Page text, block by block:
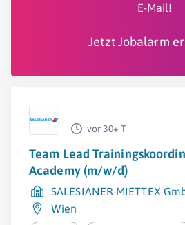
E-Mail!
Jetzt Jobalarm
vor 30+ T
Team Lead
Academy (m/w/d)
SALESIANER MIETTEX
Wien